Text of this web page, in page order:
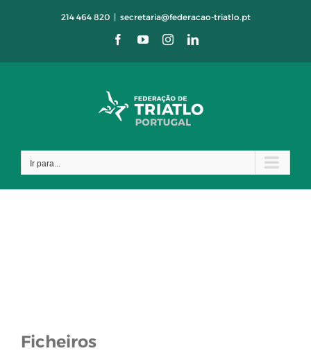
214 464 820 | secretaria@federacao-triatlo.pt
FacebookYouTubeInstagramLinkedIn
Ir para...
Ficheiros